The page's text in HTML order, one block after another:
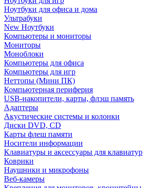
Ноутбуки для офиса и дома
Ультрабуки
New Ноутбуки
Компьютеры и мониторы
Мониторы
Моноблоки
Компьютеры для офиса
Компьютеры для игр
Неттопы (Мини ПК)
Компьютерная периферия
USB-накопители, карты, флэш память
Адаптеры
Акустические системы и колонки
Диски DVD, CD
Карты флеш памяти
Носители информации
Клавиатуры и аксессуары для клавиатур
Коврики
Наушники и микрофоны
Веб-камеры